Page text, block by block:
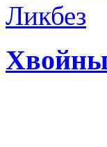
Ликбез